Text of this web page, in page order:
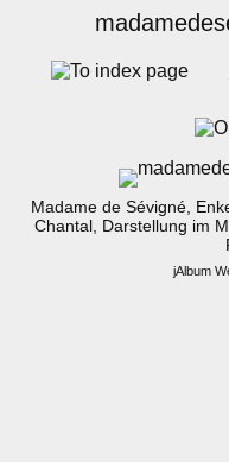
Madame de Sévigné,
Chantal, Darstellung im
jAlbum